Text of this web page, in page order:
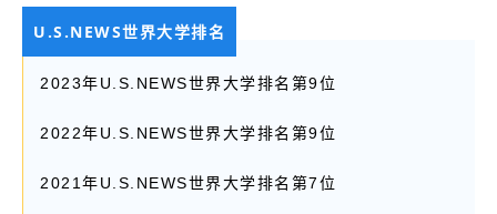
U.S.NEWS世界大学排名
2023年U.S.NEWS世界大学排名第9位
2022年U.S.NEWS世界大学排名第9位
2021年U.S.NEWS世界大学排名第7位